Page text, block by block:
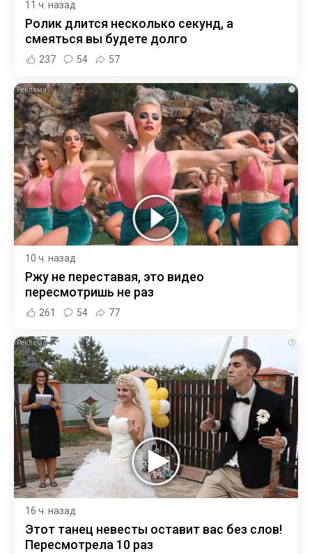
11 ч. назад
Ролик длится несколько секунд, а
смеяться вы будете долго
237 54 57
i
10 ч. назад
Ржу не переставая, это видео
пересмотришь не раз
261 54 77
i
16 ч. назад
Этот танец невесты оставит вас без слов!
Пересмотрела 10 раз